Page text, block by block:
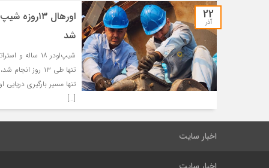
22
آذر
شد
شیپ‌لودر ۱۸
تنها طی ۱۳
تنها مسیر بارگیری دریایی
[…]
اخبار سایت